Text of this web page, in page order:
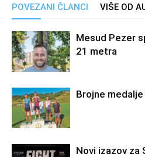
POVEZANI ČLANCI VIŠE OD
Mesud Pezer
21 metra
Brojne
Novi izazov za